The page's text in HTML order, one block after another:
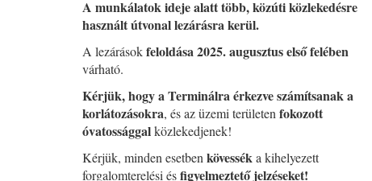
A munkálatok ideje alatt több, közúti közlekedésre
használt útvonal lezárásra kerül.
A lezárásokfeloldása 2025. augusztus első felében
várható.
Kérjük, hogy a Terminálra érkezve számítsanak a
korlátozásokra, és az üzemi területen fokozott
óvatossággalközlekedjenek!
Kérjük, minden esetben kövesséka kihelyezett
forgalomterelési ésfigyelmeztető jelzéseket!